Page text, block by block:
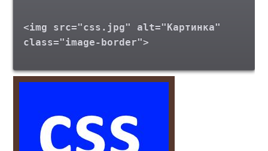
<img src="css.jpg" alt="Картинка"
class="image-border">